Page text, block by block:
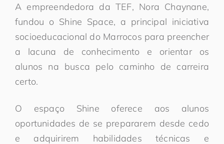
A empreendedora da TEF, Nora Chaynane,
fundou o Shine Space, a principal iniciativa
socioeducacional do Marrocos para preencher
a lacuna de conhecimento e orientar os
alunos na busca pelo caminho de carreira
certo.
O espaço Shine oferece aos alunos
oportunidades de se prepararem desde cedo
e adquirirem habilidades técnicas e